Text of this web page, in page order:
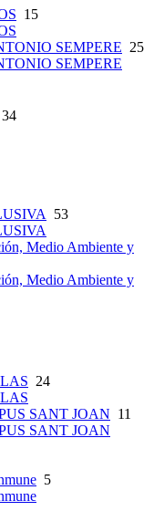
15
SEMPERE 25
SEMPERE
34
53
Medio Ambiente y
Medio Ambiente y
24
SANT JOAN 11
SANT JOAN
5